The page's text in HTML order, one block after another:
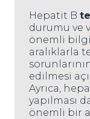
Hepatit B
durumu ve
önemli
aralıklarla
edilmesi
Ayrıca,
yapılması
önemli bir